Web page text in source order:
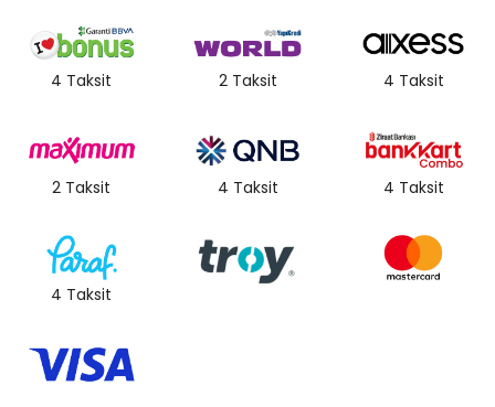
4 Taksit 2 Taksit 4 Taksit
2 Taksit 4 Taksit 4 Taksit
4 Taksit